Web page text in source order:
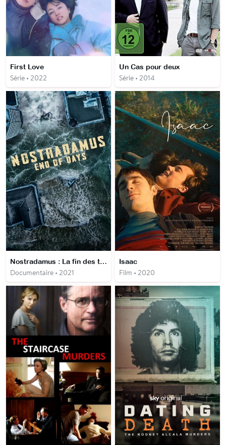
First Love
Série • 2022
Un Cas pour deux
Série • 2014
Nostradamus : La fin des temps
Documentaire • 2021
Isaac
Film • 2020